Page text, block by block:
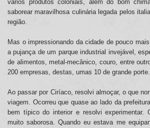
vários produtos coloniais, além do bom
saborear maravilhosa culinária legada pelos
região.
Mas o impressionando da cidade de pouco
a pujança de um parque industrial invejável,
de alimentos, metal-mecânico, couro, entre
200 empresas, destas, umas 10 de grande
Ao passar por Ciríaco, resolvi almoçar, o que
viagem. Ocorreu que quase ao lado da
bem típico do interior e resolvi experimentar.
muito saborosa. Quando eu estava me